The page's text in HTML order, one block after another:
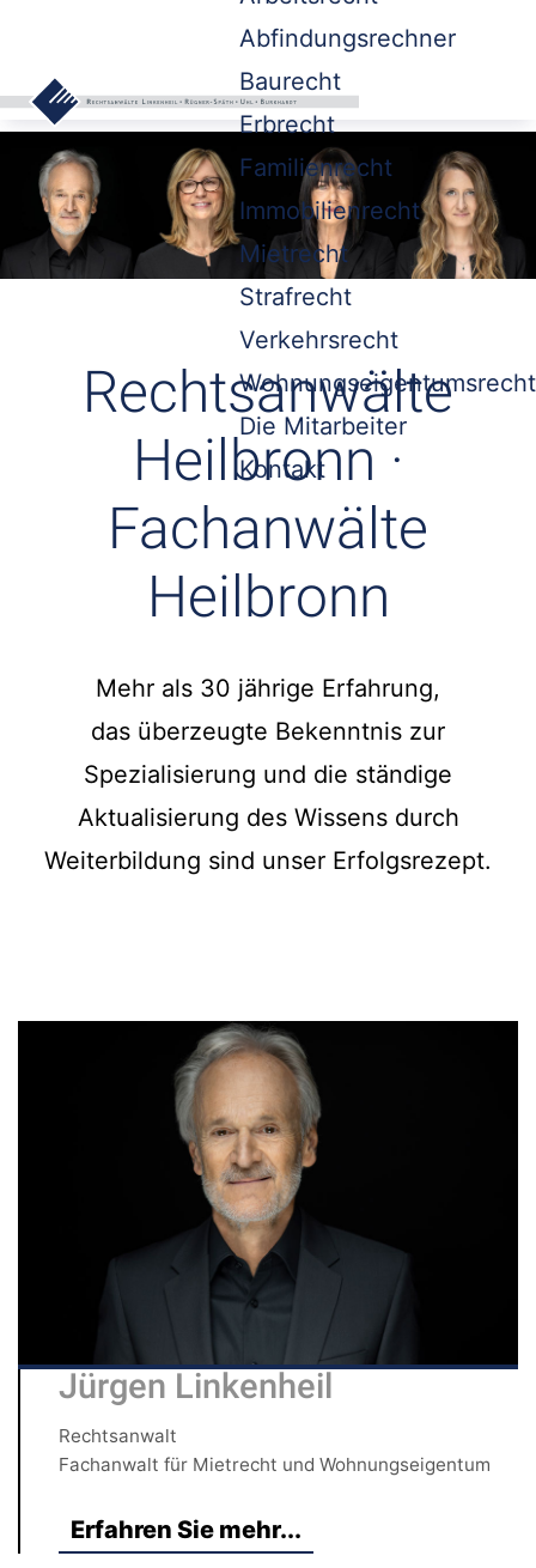
Abfindungsrechner
Baurecht
Erbrecht
Familienrecht
Immobilienrecht
Mietrecht
Strafrecht
Verkehrsrecht
Wohnungseigentumsrecht
Die Mitarbeiter
Kontakt
Rechtsanwälte
Heilbronn ·
Fachanwälte
Heilbronn
Mehr als 30 jährige Erfahrung,
das überzeugte Bekenntnis zur
Spezialisierung und die ständige
Aktualisierung des Wissens durch
Weiterbildung sind unser Erfolgsrezept.
Jürgen Linkenheil
Rechtsanwalt
Fachanwalt für Mietrecht und Wohnungseigentum
Erfahren Sie mehr...